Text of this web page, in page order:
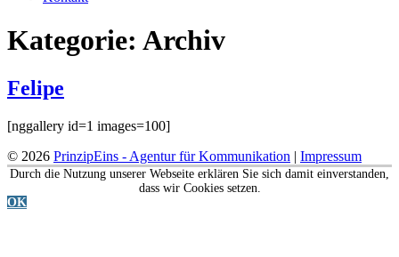
Kategorie: Archiv
Felipe
[nggallery id=1 images=100]
© 2026 PrinzipEins - Agentur für Kommunikation | Impressum
Durch die Nutzung unserer Webseite erklären Sie sich damit einverstanden,
dass wir Cookies setzen.
OK